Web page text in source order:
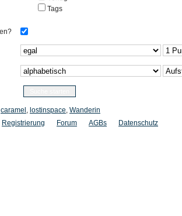
Tags
caramel , lostinspace, Wanderin
Registrierung Forum AGBs Datenschutz